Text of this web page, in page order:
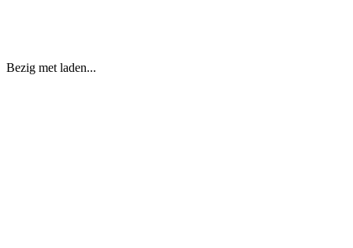
Bezig met laden...